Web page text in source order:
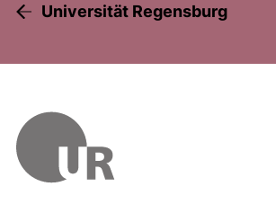
Universität Regensburg